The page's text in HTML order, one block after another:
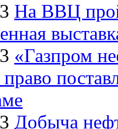
На ВВЦ
«Газпром
право
Добыча